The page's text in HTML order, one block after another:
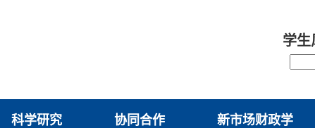
学生
科学研究 协同合作 新市场财政学